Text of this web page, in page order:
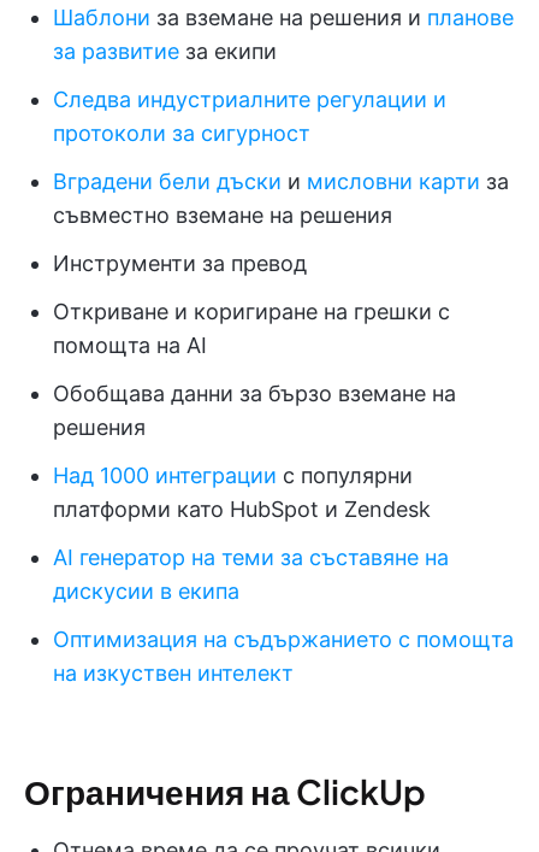
Шаблони за вземане на решения и планове
за развитие за екипи
Следва индустриалните регулации и
протоколи за сигурност
Вградени бели дъски и мисловни карти за
съвместно вземане на решения
Инструменти за превод
Откриване и коригиране на грешки с
помощта на AI
Обобщава данни за бързо вземане на
решения
Над 1000 интеграции с популярни
платформи като HubSpot и Zendesk
AI генератор на теми за съставяне на
дискусии в екипа
Оптимизация на съдържанието с помощта
на изкуствен интелект
Ограничения на ClickUp